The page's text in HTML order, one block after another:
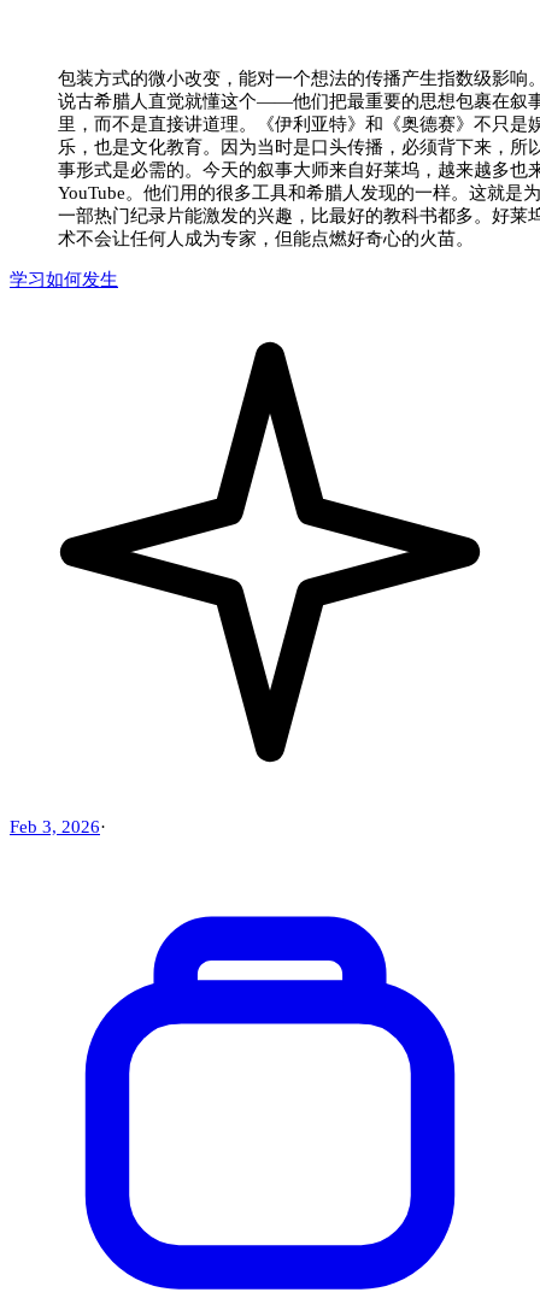
包装方式的微小改变，能对一个想法的传播产生指数级影响
说古希腊人直觉就懂这个——他们把最重要的思想包裹在叙
里，而不是直接讲道理。《伊利亚特》和《奥德赛》不只是
乐，也是文化教育。因为当时是口头传播，必须背下来，所
事形式是必需的。今天的叙事大师来自好莱坞，越来越多也
YouTube。他们用的很多工具和希腊人发现的一样。这就是
一部热门纪录片能激发的兴趣，比最好的教科书都多。好莱
术不会让任何人成为专家，但能点燃好奇心的火苗。
学习如何发生
Feb 3, 2026·